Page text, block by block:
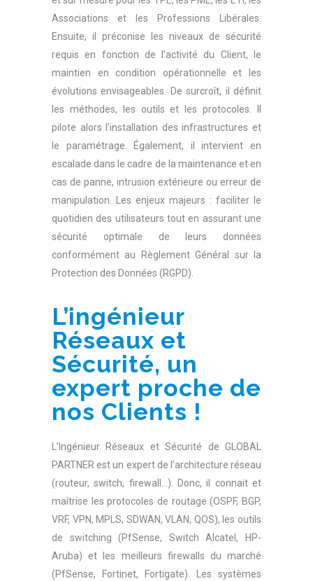
Associations et les Professions Libérales.
Ensuite, il préconise les niveaux de sécurité
requis en fonction de l’activité du Client, le
maintien en condition opérationnelle et les
évolutions envisageables. De surcroît, il définit
les méthodes, les outils et les protocoles. Il
pilote alors l’installation des infrastructures et
le paramétrage. Également, il intervient en
escalade dans le cadre de la maintenance et en
cas de panne, intrusion extérieure ou erreur de
manipulation. Les enjeux majeurs : faciliter le
quotidien des utilisateurs tout en assurant une
sécurité optimale de leurs données
conformément au Règlement Général sur la
Protection des Données (RGPD).
L’ingénieur
Réseaux et
Sécurité, un
expert proche de
nos Clients !
L’Ingénieur Réseaux et Sécurité de GLOBAL
PARTNER est un expert de l’architecture réseau
(routeur, switch, firewall…). Donc, il connait et
maîtrise les protocoles de routage (OSPF, BGP,
VRF, VPN, MPLS, SDWAN, VLAN, QOS), les outils
de switching (PfSense, Switch Alcatel, HP-
Aruba) et les meilleurs firewalls du marché
(PfSense, Fortinet, Fortigate). Les systèmes